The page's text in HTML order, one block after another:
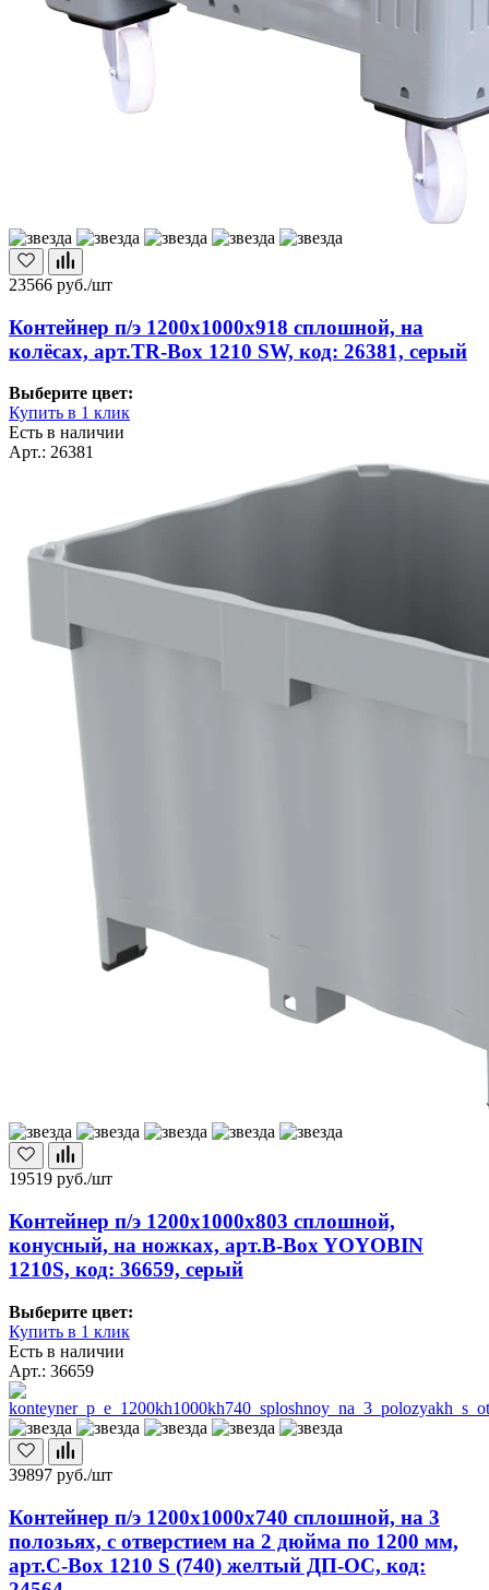
23566 руб./шт
Контейнер п/э 1200х1000х918 сплошной, на
колёсах, арт.TR-Box 1210 SW, код: 26381, серый
Выберите цвет:
Купить в 1 клик
Есть в наличии
Арт.: 26381
19519 руб./шт
Контейнер п/э 1200х1000х803 сплошной,
конусный, на ножках, арт.B-Box YOYOBIN
1210S, код: 36659, серый
Выберите цвет:
Купить в 1 клик
Есть в наличии
Арт.: 36659
39897 руб./шт
Контейнер п/э 1200х1000х740 сплошной, на 3
полозьях, с отверстием на 2 дюйма по 1200 мм,
арт.C-Box 1210 S (740) желтый ДП-ОС, код: